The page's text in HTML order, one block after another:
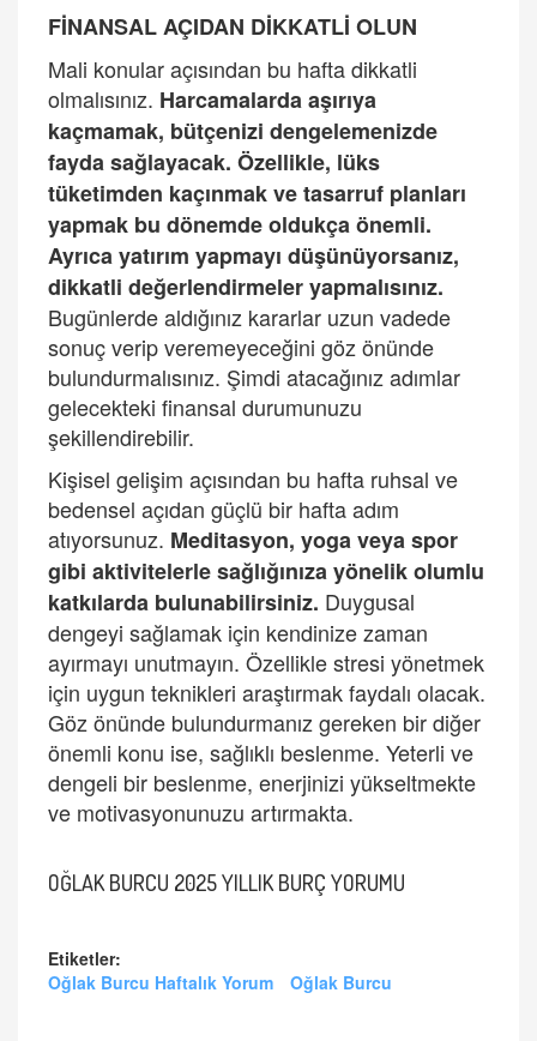
FİNANSAL AÇIDAN DİKKATLİ OLUN
Mali konular açısından bu hafta dikkatli
olmalısınız. Harcamalarda aşırıya
kaçmamak, bütçenizi dengelemenizde
fayda sağlayacak. Özellikle, lüks
tüketimden kaçınmak ve tasarruf planları
yapmak bu dönemde oldukça önemli.
Ayrıca yatırım yapmayı düşünüyorsanız,
dikkatli değerlendirmeler yapmalısınız.
Bugünlerde aldığınız kararlar uzun vadede
sonuç verip veremeyeceğini göz önünde
bulundurmalısınız. Şimdi atacağınız adımlar
gelecekteki finansal durumunuzu
şekillendirebilir.
Kişisel gelişim açısından bu hafta ruhsal ve
bedensel açıdan güçlü bir hafta adım
atıyorsunuz. Meditasyon, yoga veya spor
gibi aktivitelerle sağlığınıza yönelik olumlu
katkılarda bulunabilirsiniz. Duygusal
dengeyi sağlamak için kendinize zaman
ayırmayı unutmayın. Özellikle stresi yönetmek
için uygun teknikleri araştırmak faydalı olacak.
Göz önünde bulundurmanız gereken bir diğer
önemli konu ise, sağlıklı beslenme. Yeterli ve
dengeli bir beslenme, enerjinizi yükseltmekte
ve motivasyonunuzu artırmakta.
OĞLAK BURCU 2025 YILLIK BURÇ YORUMU
Etiketler:
Oğlak Burcu Haftalık Yorum
Oğlak Burcu